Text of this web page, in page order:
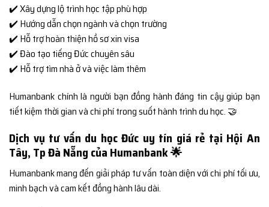
✔️ Xây dựng lộ trình học tập phù hợp
✔️ Hướng dẫn chọn ngành và chọn trường
✔️ Hỗ trợ hoàn thiện hồ sơ xin visa
✔️ Đào tạo tiếng Đức chuyên sâu
✔️ Hỗ trợ tìm nhà ở và việc làm thêm
Humanbank chính là người bạn đồng hành đáng tin cậy giúp bạn
tiết kiệm thời gian và chi phí trong suốt hành trình du học. 🤝
Dịch vụ tư vấn du học Đức uy tín giá rẻ tại Hội An
Tây, Tp Đà Nẵng của Humanbank 🌟
Humanbank mang đến giải pháp tư vấn toàn diện với chi phí tối ưu,
minh bạch và cam kết đồng hành lâu dài.